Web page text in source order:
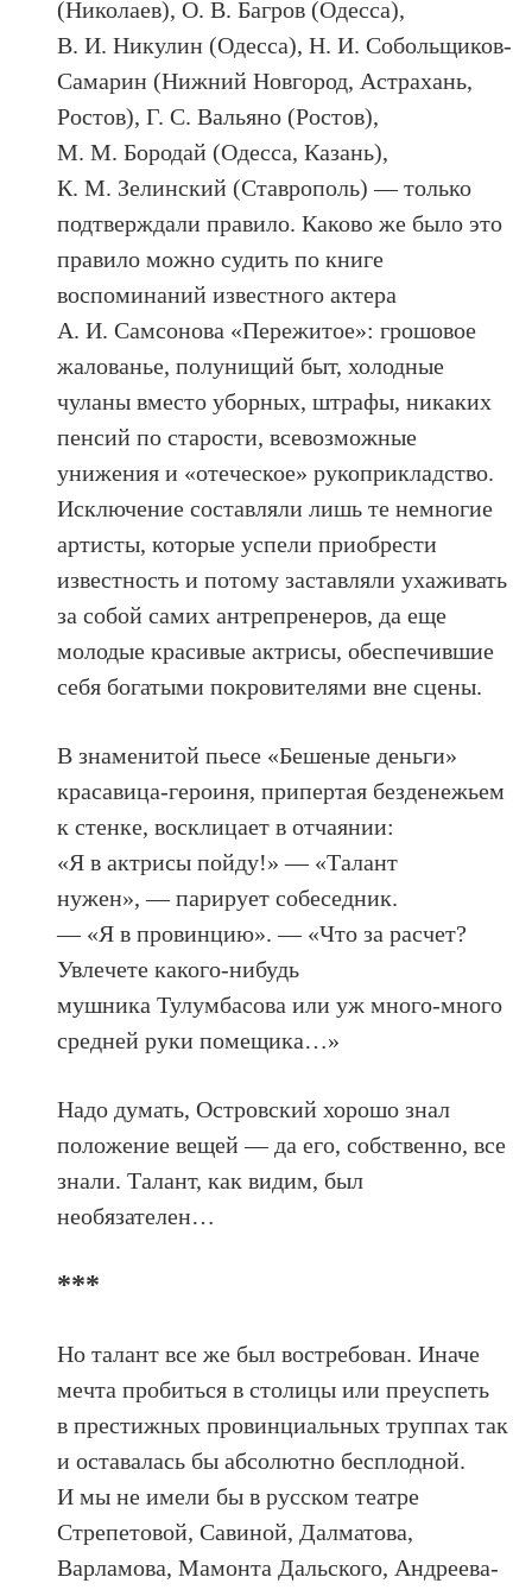
(Николаев), О. В. Багров (Одесса),
В. И. Никулин (Одесса), Н. И. Собольщиков-
Самарин (Нижний Новгород, Астрахань,
Ростов), Г. С. Вальяно (Ростов),
М. М. Бородай (Одесса, Казань),
К. М. Зелинский (Ставрополь) — только
подтверждали правило. Каково же было это
правило можно судить по книге
воспоминаний известного актера
А. И. Самсонова «Пережитое»: грошовое
жалованье, полунищий быт, холодные
чуланы вместо уборных, штрафы, никаких
пенсий по старости, всевозможные
унижения и «отеческое» рукоприкладство.
Исключение составляли лишь те немногие
артисты, которые успели приобрести
известность и потому заставляли ухаживать
за собой самих антрепренеров, да еще
молодые красивые актрисы, обеспечившие
себя богатыми покровителями вне сцены.
В знаменитой пьесе «Бешеные деньги»
красавица-героиня, припертая безденежьем
к стенке, восклицает в отчаянии:
«Я в актрисы пойду!» — «Талант
нужен», — парирует собеседник.
— «Я в провинцию». — «Что за расчет?
Увлечете какого-нибудь
мушника Тулумбасова или уж много-много
средней руки помещика…»
Надо думать, Островский хорошо знал
положение вещей — да его, собственно, все
знали. Талант, как видим, был
необязателен…
***
Но талант все же был востребован. Иначе
мечта пробиться в столицы или преуспеть
в престижных провинциальных труппах так
и оставалась бы абсолютно бесплодной.
И мы не имели бы в русском театре
Стрепетовой, Савиной, Далматова,
Варламова, Мамонта Дальского, Андреева-